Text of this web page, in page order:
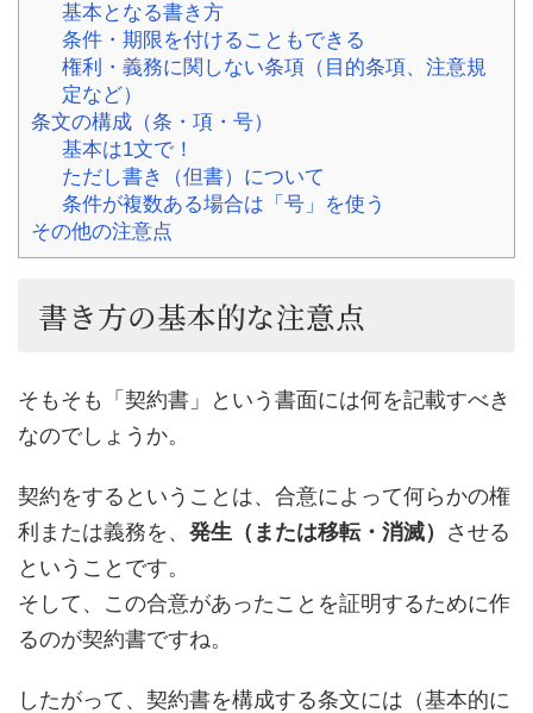
基本となる書き方
条件・期限を付けることもできる
権利・義務に関しない条項（目的条項、注意規
定など）
条文の構成（条・項・号）
基本は1文で！
ただし書き（但書）について
条件が複数ある場合は「号」を使う
その他の注意点
書き方の基本的な注意点
そもそも「契約書」という書面には何を記載すべき
なのでしょうか。
契約をするということは、合意によって何らかの権
利または義務を、 発生（または移転・消滅） させる
ということです。
そして、この合意があったことを証明するために作
るのが契約書ですね。
したがって、契約書を構成する条文には（基本的に